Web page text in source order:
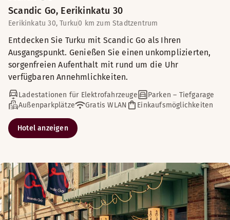
Scandic Go, Eerikinkatu 30
Eerikinkatu 30, Turku0 km zum Stadtzentrum
Entdecken Sie Turku mit Scandic Go als Ihren
Ausgangspunkt. Genießen Sie einen unkomplizierten,
sorgenfreien Aufenthalt mit rund um die Uhr
verfügbaren Annehmlichkeiten.
Ladestationen für Elektrofahrzeuge
Parken – Tiefgarage
Außenparkplätze
Gratis WLAN Einkaufsmöglichkeiten
Hotel anzeigen